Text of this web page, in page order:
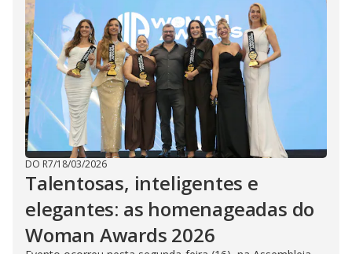
DO R7/18/03/2026
Talentosas, inteligentes e
elegantes: as homenageadas do
Woman Awards 2026